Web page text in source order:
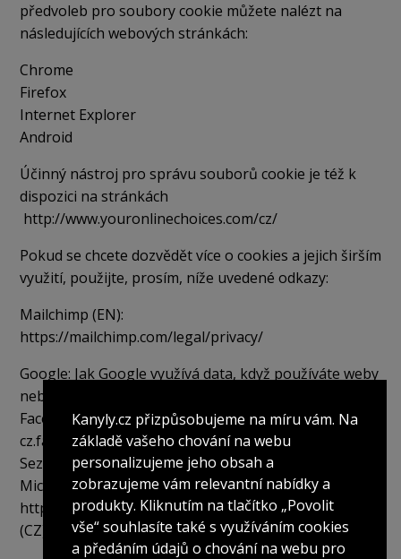
předvoleb pro soubory cookie můžete nalézt na
následujících webových stránkách:
Chrome
Firefox
Internet Explorer
Android
Účinný nástroj pro správu souborů cookie je též k
dispozici na stránkách
http://www.youronlinechoices.com/cz/
Pokud se chcete dozvědět více o cookies a jejich širším
využití, použijte, prosím, níže uvedené odkazy:
Mailchimp (EN):
https://mailchimp.com/legal/privacy/
Google: Jak Google využívá data, když používáte weby
nebo aplikace našich partnerů
Facebook:https://cs-
cz.facebook.com/policies/cookies/
Seznam.cz:Behaviorální reklama
Microsoft Cookies průvodce:
http://support.microsoft.com/gp/cookies/cs
(CZ)
http://www.aboutcookies.org/(EN)
Kanyly.cz přizpůsobujeme na míru vám. Na
základě vašeho chování na webu
personalizujeme jeho obsah a
zobrazujeme vám relevantní nabídky a
produkty. Kliknutím na tlačítko „Povolit
vše“ souhlasíte také s využíváním cookies
a předáním údajů o chování na webu pro